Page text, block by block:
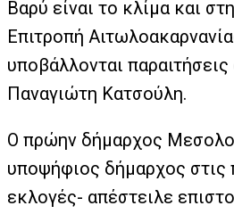
Βαρύ είναι το κλίμα και
Επιτροπή
υποβάλλονται
Παναγιώτη Κατσούλη.
O πρώην δήμαρχος
υποψήφιος δήμαρχος στις
εκλογές- απέστειλε